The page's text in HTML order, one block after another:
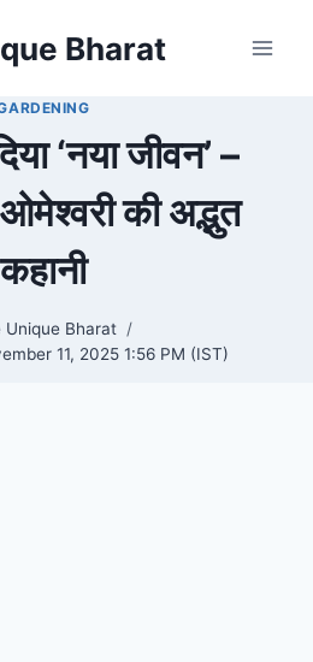
Bharat
‘नया जीवन’ –
ओमेश्वरी की अद्भुत
कहानी
Unique Bharat
11, 2025 1:56 PM (IST)